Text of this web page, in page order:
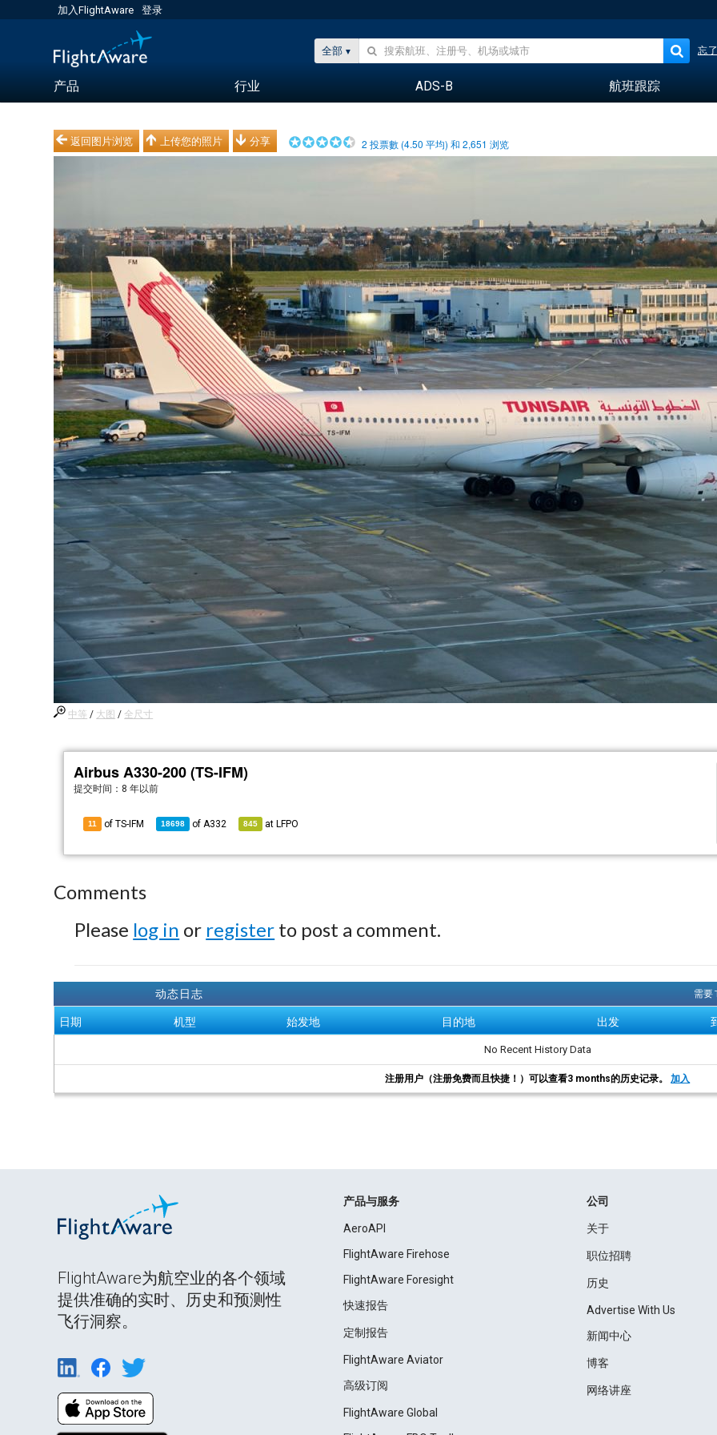
加入FlightAware 登录
全部 忘
产品 行业 ADS-B 航班跟踪
返回图片浏览 上传您的照片 分享 2 投票數 (4.50 平均) 和2,651 浏览
中等 / 大图 / 全尺寸
Airbus A330-200 (TS-IFM)
提交时间： 8 年以前
11 of TS-IFM 18698 ofA332 845 at LFPO
Comments
Please log in or register to post a comment.
动态日志 需要
日期 机型 始发地 目的地 出发
No Recent History Data
注册用户（注册免费而且快捷！）可以查看3 months的历史记录。加入
FlightAware为航空业的各个领域
提供准确的实时、历史和预测性
飞行洞察。
产品与服务
AeroAPI
FlightAware Firehose
FlightAware Foresight
快速报告
定制报告
FlightAware Aviator
高级订阅
FlightAware Global
公司
关于
职位招聘
历史
Advertise With Us
新闻中心
博客
网络讲座